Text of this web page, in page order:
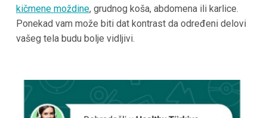
kičmene moždine, grudnog koša, abdomena ili karlice.
Ponekad vam može biti dat kontrast da određeni delovi
vašeg tela budu bolje vidljivi.